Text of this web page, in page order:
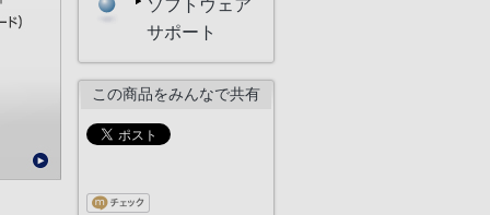
ソフトウェア
サポート
この商品をみんなで共有